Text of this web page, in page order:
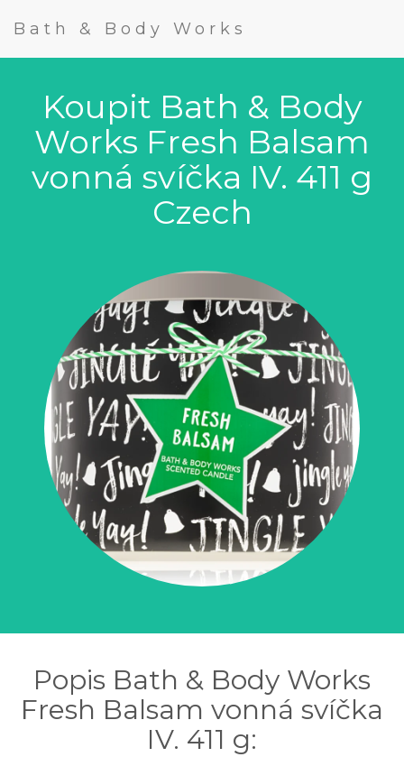
Bath & Body Works
Koupit Bath & Body
Works Fresh Balsam
vonná svíčka IV. 411 g
Czech
Popis Bath & Body Works
Fresh Balsam vonná svíčka
IV. 411 g: